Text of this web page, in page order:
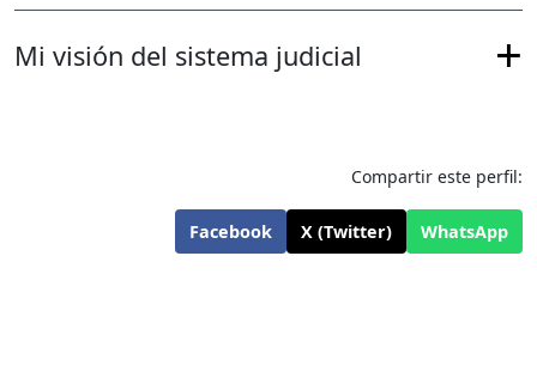
Mi visión del sistema judicial
Compartir este perfil:
Facebook X (Twitter) WhatsApp